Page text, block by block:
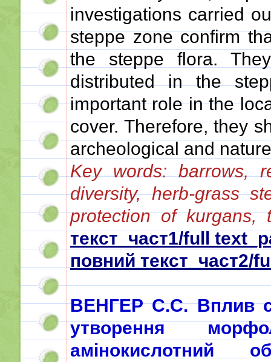
investigations carried
steppe zone confirm
the steppe flora.
distributed in the
important role in the
cover. Therefore, they
archeological and
Key words: barrows,
diversity, herb-grass
protection of kurgans,
текст_част1/full
повний текст_част2/
ВЕНГЕР С.С. Вплив
утворення